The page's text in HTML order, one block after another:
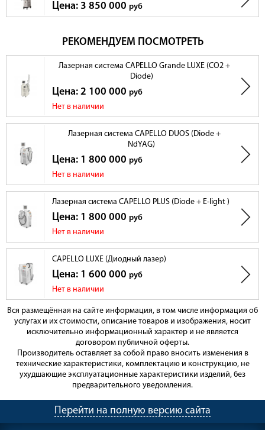
Цена: 3 850 000 руб
РЕКОМЕНДУЕМ ПОСМОТРЕТЬ
Лазерная система CAPELLO Grande LUXE (CO2 +
Diode)
Цена: 2 100 000 руб
Нет в наличии
Лазерная система CAPELLO DUOS (Diode +
NdYAG)
Цена: 1 800 000 руб
Нет в наличии
Лазерная система CAPELLO PLUS (Diode + E-light )
Цена: 1 800 000 руб
Нет в наличии
CAPELLO LUXE (Диодный лазер)
Цена: 1 600 000 руб
Нет в наличии
Вся размещённая на сайте информация, в том числе информация об
услугах и их стоимости, описание товаров и изображения, носит
исключительно информационный характер и не является
договором публичной оферты.
Производитель оставляет за собой право вносить изменения в
технические характеристики, комплектацию и конструкцию, не
ухудшающие эксплуатационные характеристики изделий, без
предварительного уведомления.
Перейти на полную версию сайта